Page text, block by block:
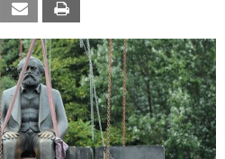
Xing Email